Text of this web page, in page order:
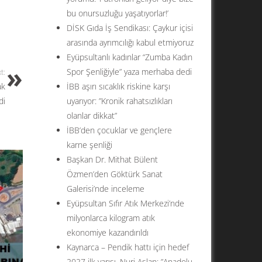
bu onursuzluğu yaşatıyorlar!’
DİSK Gıda İş Sendikası: Çaykur içisi
arasında ayrımcılığı kabul etmiyoruz
Eyüpsultanlı kadınlar “Zumba Kadın
Spor Şenliğiyle” yaza merhaba dedi
İBB aşırı sıcaklık riskine karşı
uyarıyor: ”Kronik rahatsızlıkları
olanlar dikkat”
İBB’den çocuklar ve gençlere
karne şenliği
Başkan Dr. Mithat Bülent
Özmen’den Göktürk Sanat
Galerisi’nde inceleme
Eyüpsultan Sıfır Atık Merkezi’nde
milyonlarca kilogram atık
ekonomiye kazandırıldı
Kaynarca – Pendik hattı için hedef